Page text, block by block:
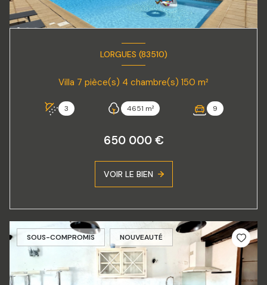
LORGUES (83510)
Villa 7 pièce(s) 4 chambre(s) 150 m²
3 4651 m² 9
650 000 €
VOIR LE BIEN
SOUS-COMPROMIS NOUVEAUTÉ